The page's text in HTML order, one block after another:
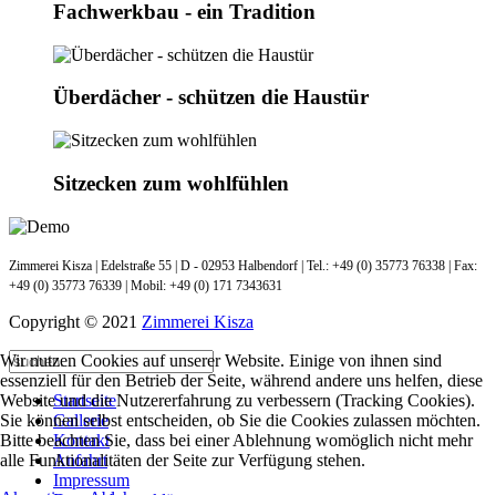
Fachwerkbau - ein Tradition
Überdächer - schützen die Haustür
Sitzecken zum wohlfühlen
Zimmerei Kisza | Edelstraße 55 | D - 02953 Halbendorf | Tel.: +49 (0) 35773 76338 | Fax:
+49 (0) 35773 76339 | Mobil: +49 (0) 171 7343631
Copyright © 2021 Zimmerei Kisza
Startseite
Gallerie
Kontakt
Anfahrt
Impressum
Wir nutzen Cookies auf unserer Website. Einige von ihnen sind
essenziell für den Betrieb der Seite, während andere uns helfen, diese
Website und die Nutzererfahrung zu verbessern (Tracking Cookies).
Sie können selbst entscheiden, ob Sie die Cookies zulassen möchten.
Bitte beachten Sie, dass bei einer Ablehnung womöglich nicht mehr
alle Funktionalitäten der Seite zur Verfügung stehen.